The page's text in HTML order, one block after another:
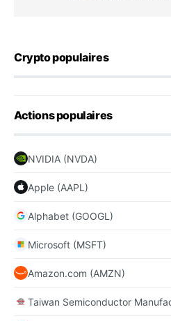
Crypto populaires
Actions populaires
NVIDIA (NVDA)
Apple (AAPL)
Alphabet (GOOGL)
Microsoft (MSFT)
Amazon.com (AMZN)
Taiwan Semiconductor